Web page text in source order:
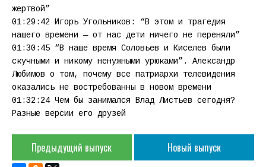
жертвой”
01:29:42 Игорь Угольников: “В этом и трагедия
нашего времени — от нас дети ничего не переняли”
01:30:45 “В наше время Соловьев и Киселев были
скучными и никому ненужными урюками”. Александр
Любимов о том, почему все патриархи телевидения
оказались не востребованны в новом времени
01:32:24 Чем бы занимался Влад Листьев сегодня?
Разные версии его друзей
Предыдущий выпуск Новый выпуск